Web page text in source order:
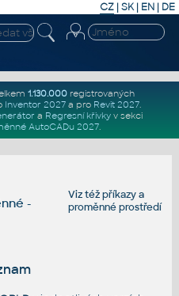
CZ | SK| EN | DE
1.130.000registrovaných
Inventor 2027a pro Revit 2027.
a Regresní křivkyv sekci
AutoCADu 2027.
Viz téžpříkazya
proměnné prostředí
-